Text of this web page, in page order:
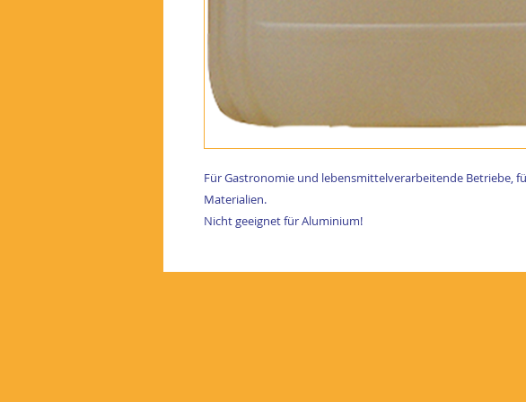
Für Gastronomie und lebensmittelverarbeitende Betriebe,
Materialien.
Nicht geeignet für Aluminium!